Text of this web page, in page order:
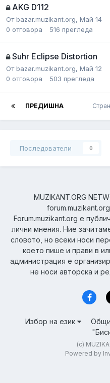
AKG D112
Отbazar.muzikant.org, Май 14
0 отговора 516 прегледа
Suhr Eclipse Distortion
Отbazar.muzikant.org, Май 12
0 отговора 503 прегледа
ПРЕДИШНА
Последователи 0
MUZIKANT.ORG
Forum.muzikant.org е
лични мнения. Ние
словото, но всеки носи
което пише и прави в
администрация е
не носи авторска и
Избор на език
(c)
Powered by